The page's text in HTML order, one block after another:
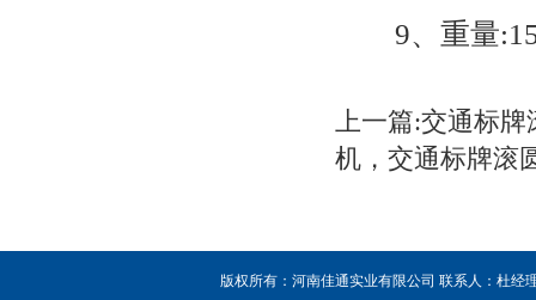
9、重量
上一篇:交通标牌
机，交通标牌滚
版权所有：河南佳通实业有限公司 联系人：杜经